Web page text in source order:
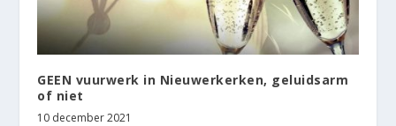
GEEN vuurwerk in Nieuwerkerken, geluidsarm
of niet
10 december 2021